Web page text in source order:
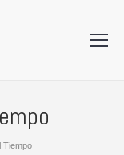
Tiempo